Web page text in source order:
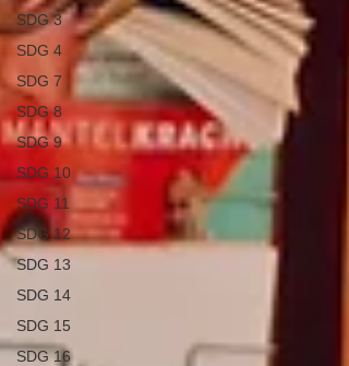
SDG 3
SDG 4
SDG 7
SDG 8
SDG 9
SDG 10
SDG 11
SDG 12
SDG 13
SDG 14
SDG 15
SDG 16